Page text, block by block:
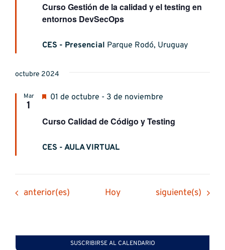
Curso Gestión de la calidad y el testing en
entornos DevSecOps
CES - Presencial Parque Rodó, Uruguay
octubre 2024
Mar
1
Curso Calidad de Código y Testing
Destacado
01 de octubre - 3 de noviembre
CES - AULA VIRTUAL
Eventos
anterior(es) Hoy Eventos
siguiente(s)
SUSCRIBIRSE AL CALENDARIO